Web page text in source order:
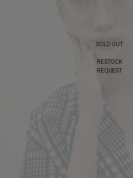
SOLD OUT
RESTOCK
REQUEST